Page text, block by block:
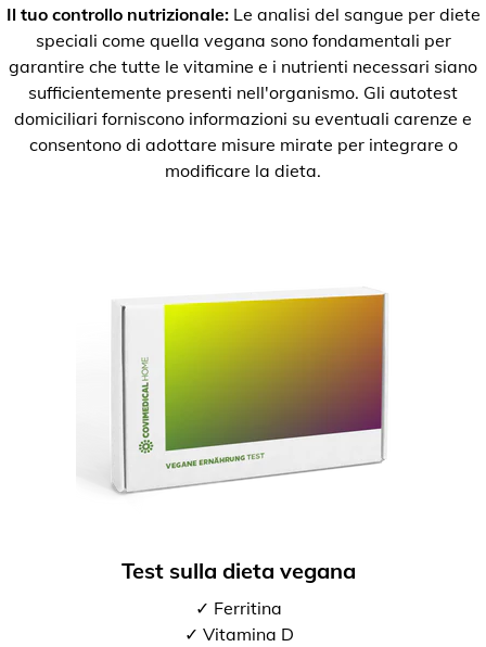
Il tuo controllo nutrizionale:Le analisi del sangue per diete
speciali come quella vegana sono fondamentali per
garantire che tutte le vitamine e i nutrienti necessari siano
sufficientemente presenti nell'organismo. Gli autotest
domiciliari forniscono informazioni su eventuali carenze e
consentono di adottare misure mirate per integrare o
modificare la dieta.
Test sulla dieta vegana
✓ Ferritina
✓ Vitamina D